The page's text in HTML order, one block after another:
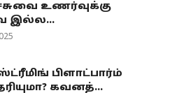
உணர்வுக்கு
இல்ல...
பிளாட்பார்ம்
கவனத்...